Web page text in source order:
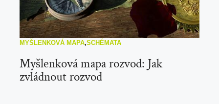
MYŠLENKOVÁ MAPA,SCHÉMATA
Myšlenková mapa rozvod: Jak
zvládnout rozvod